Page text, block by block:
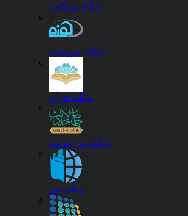
پایگاه نورلایب
پایگاه حوزه‌نت
پایگاه قرآن
پایگاه نور حدیث
ویکی نور
نشریه توانبخشی 26
نشریه نگرش های نو در جغرافیای انسانی 3
پژوهش در مدیریت ورزشی و رفتار حرکتی 1
پژوهش های کاربردی در علوم رفتاری 1
نشریه مطالعات کمی در مدیریت 1
نشریه مطالعات مدیریت و حسابداری 1
نشریه مطالعات علوم کاربردی در مهندسی 1
برنامه ریزی سکونتگاه های انسانی 1
نشریه قرآن پژوهی خاورشناسان 1
نشریه حرکت 1
نشریه پژوهش در علوم ورزشی 1